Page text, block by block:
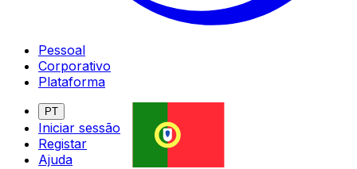
Pessoal
Corporativo
Plataforma
PT
Iniciar sessão
Registar
Ajuda